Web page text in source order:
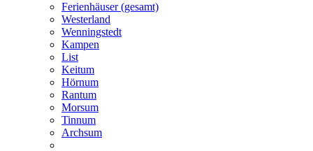
Ferienhäuser (gesamt)
Westerland
Wenningstedt
Kampen
List
Keitum
Hörnum
Rantum
Morsum
Tinnum
Archsum